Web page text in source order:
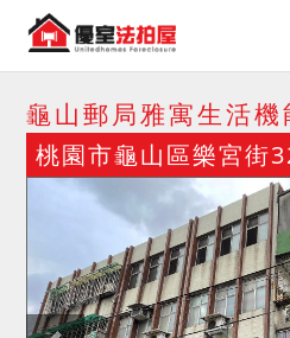
龜山郵局雅寓生活機
桃園市龜山區樂宮街